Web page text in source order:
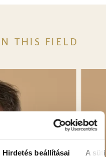
Hirdetés beállításai A
THIS FIELD